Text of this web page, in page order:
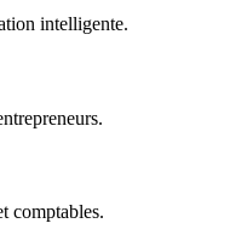
intelligente.
comptables.